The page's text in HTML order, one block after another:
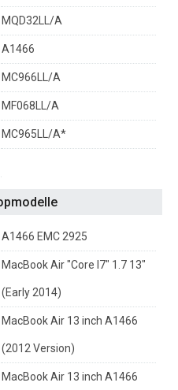
MQD32LL/A
A1466
MC966LL/A
MF068LL/A
MC965LL/A*
A1466 EMC 2925
MacBook Air "Core I7" 1.7 13"
(Early 2014)
MacBook Air 13 inch A1466
(2012 Version)
MacBook Air 13 inch A1466